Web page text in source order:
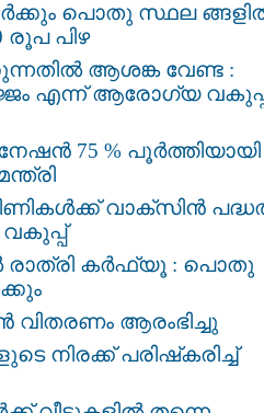
വര്‍ക്കും പൊതു സ്ഥല
രൂപ പിഴ
ആശങ്ക വേണ്ട :
എന്ന് ആരോഗ്യ
75 % പൂര്‍ത്തിയായി
വാക്സിന്‍
കര്‍ഫ്യൂ : പൊതു
ആരംഭിച്ചു
നിരക്ക് പരിഷ്‌കരിച്ച്